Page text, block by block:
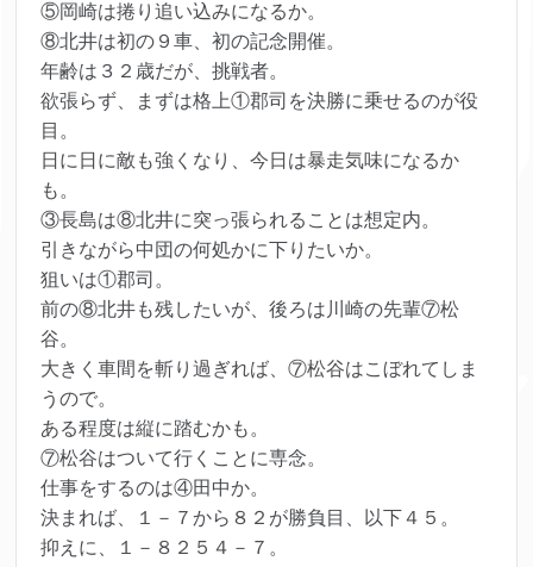
⑤岡崎は捲り追い込みになるか。
⑧北井は初の９車、初の記念開催。
年齢は３２歳だが、挑戦者。
欲張らず、まずは格上①郡司を決勝に乗せるのが役
目。
日に日に敵も強くなり、今日は暴走気味になるか
も。
③長島は⑧北井に突っ張られることは想定内。
引きながら中団の何処かに下りたいか。
狙いは①郡司。
前の⑧北井も残したいが、後ろは川崎の先輩⑦松
谷。
大きく車間を斬り過ぎれば、⑦松谷はこぼれてしま
うので。
ある程度は縦に踏むかも。
⑦松谷はついて行くことに専念。
仕事をするのは④田中か。
決まれば、１－７から８２が勝負目、以下４５。
抑えに、１－８２５４－７。